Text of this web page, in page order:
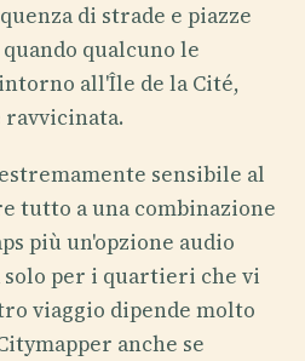
di strade e piazze
qualcuno le
all'Île de la Cité,
ravvicinata.
sensibile al
tutto a una combinazione
più un'opzione audio
per i quartieri che vi
viaggio dipende molto
anche se